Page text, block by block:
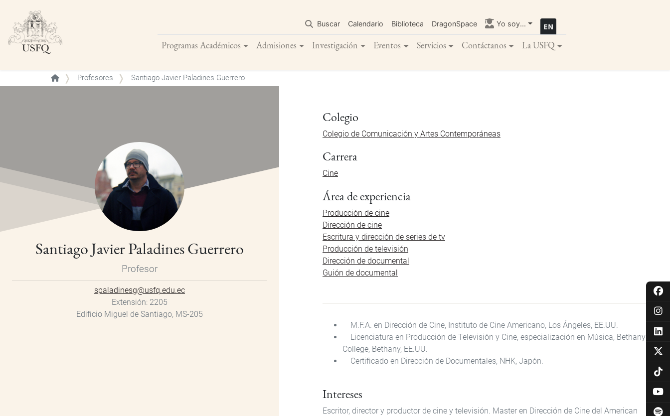
contenido
principal
Buscar Calendario Biblioteca DragonSpace Yo soy...
Programas Académicos Admisiones Investigación Eventos Servicios Contáctanos La USFQ
Buscar
Profesores Santiago Javier Paladines Guerrero
Santiago Javier Paladines Guerrero
Profesor
spaladinesg@usfq.edu.ec
Extensión 2205
Edificio Miguel de Santiago, MS-205
Colegio
Colegio de Comunicación y Artes Contemporáneas
Carrera
Cine
Área de experiencia
Producción de cine
Dirección de cine
Escritura y dirección de series de tv
Producción de televisión
Dirección de documental
Guión de documental
M.F.A. en Dirección de Cine, Instituto de Cine Americano, Los Ángeles, EE.UU.
Licenciatura en Producción de Televisión y Cine, especialización en Música, Bethany
College, Bethany, EE.UU.
Certificado en Dirección de Documentales, NHK, Japón.
Intereses
Escritor, director y productor de cine y televisión. Master en Dirección de Cine del American